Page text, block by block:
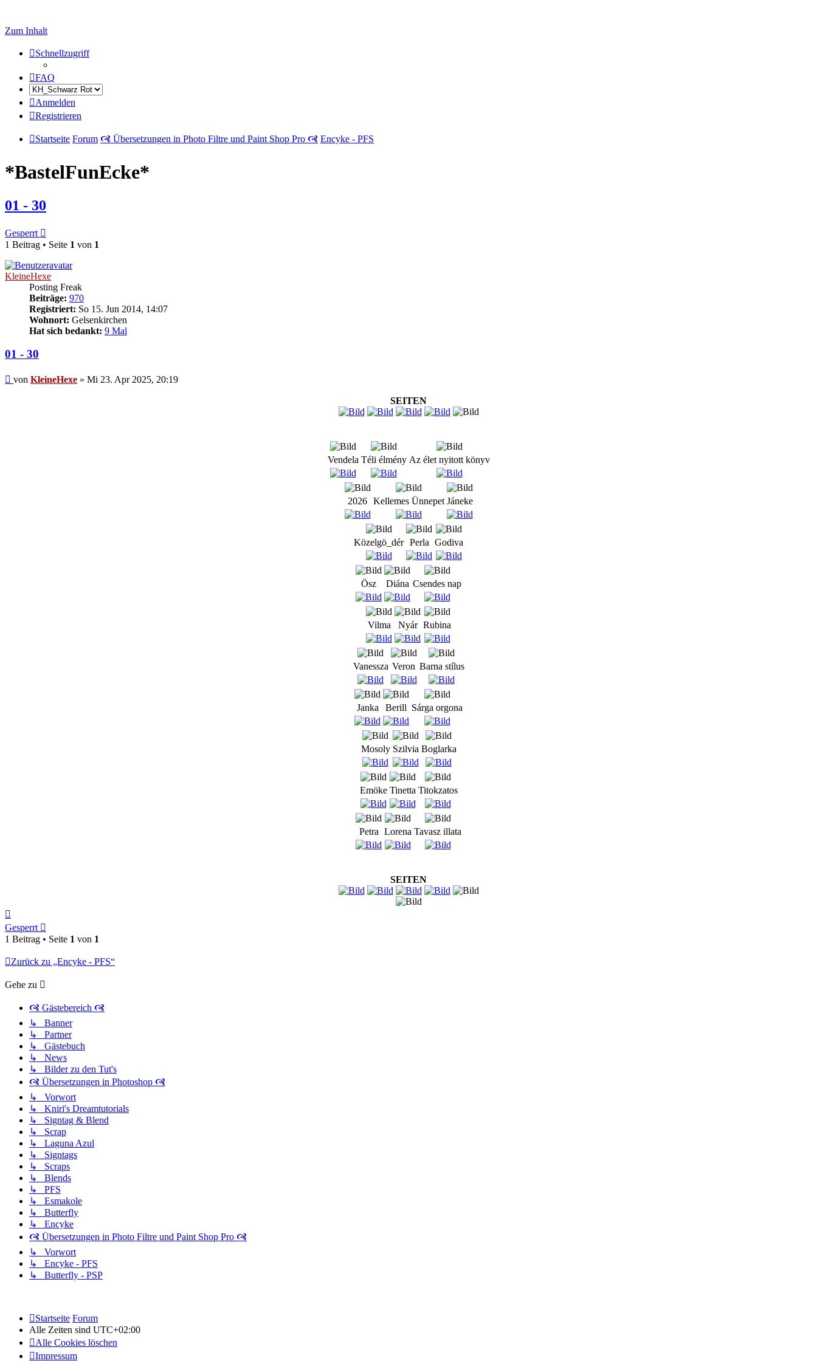
Zum Inhalt
Schnellzugriff
FAQ
Anmelden
Registrieren
Startseite Forum 🙧 Übersetzungen in Photo Filtre und Paint Shop Pro 🙧 Encyke - PFS
*BastelFunEcke*
01 - 30
Gesperrt
1 Beitrag • Seite 1 von 1
KleineHexe
Posting Freak
Beiträge: 970
Registriert: So 15. Jun 2014, 14:07
Wohnort: Gelsenkirchen
Hat sich bedankt: 9 Mal
01 - 30
Beitrag
von KleineHexe » Mi 23. Apr 2025, 20:19
SEITEN
Vendela Téli élmény Az élet nyitott könyv
2026 Kellemes Ünnepet Jáneke
Közelgö_dér Perla Godiva
Ösz Diána Csendes nap
Vilma Nyár Rubina
Vanessza Veron Barna stílus
Janka Berill Sárga orgona
Mosoly Szilvia Boglarka
Emöke Tinetta Titokzatos
Petra Lorena Tavasz illata
SEITEN
oben
Gesperrt
1 Beitrag • Seite 1 von 1
Zurück zu „Encyke - PFS“
Gehe zu
🙧 Gästebereich 🙧
↳ Banner
↳ Partner
↳ Gästebuch
↳ News
↳ Bilder zu den Tut's
🙧 Übersetzungen in Photoshop 🙧
↳ Vorwort
↳ Kniri's Dreamtutorials
↳ Signtag & Blend
↳ Scrap
↳ Laguna Azul
↳ Signtags
↳ Scraps
↳ Blends
↳ PFS
↳ Esmakole
↳ Butterfly
↳ Encyke
🙧 Übersetzungen in Photo Filtre und Paint Shop Pro 🙧
↳ Vorwort
↳ Encyke - PFS
↳ Butterfly - PSP
Startseite Forum
Alle Zeiten sind UTC+02:00
Alle Cookies löschen
Impressum